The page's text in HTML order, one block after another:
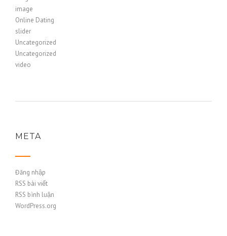
image
Online Dating
slider
Uncategorized
Uncategorized
video
META
Đăng nhập
RSS bài viết
RSS bình luận
WordPress.org